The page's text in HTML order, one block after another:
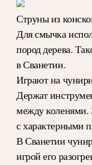
Струны из
Для смычка
пород дерева.
в Сванетии.
Играют на
Держат
между коленями.
с характерными
В Сванетии
игрой его